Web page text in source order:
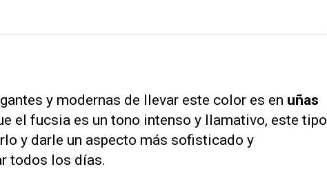
y modernas de llevar este color es en uñas
el fucsia es un tono intenso y llamativo, este tipo
y darle un aspecto más sofisticado y
todos los días.